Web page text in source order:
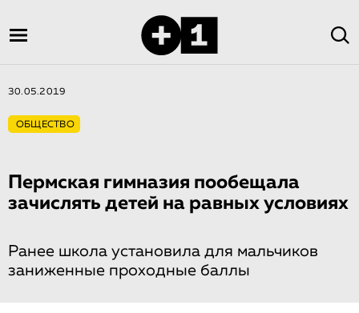
30.05.2019
ОБЩЕСТВО
Пермская гимназия пообещала
зачислять детей на равных условиях
Ранее школа установила для мальчиков
заниженные проходные баллы